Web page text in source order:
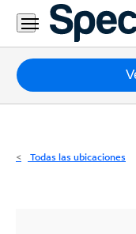
Residencial
Business
Paquetes
Internet
Todas las ubicaciones